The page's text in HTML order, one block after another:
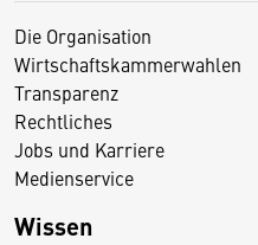
Die Organisation
Wirtschaftskammerwahlen
Transparenz
Rechtliches
Jobs und Karriere
Medienservice
Wissen